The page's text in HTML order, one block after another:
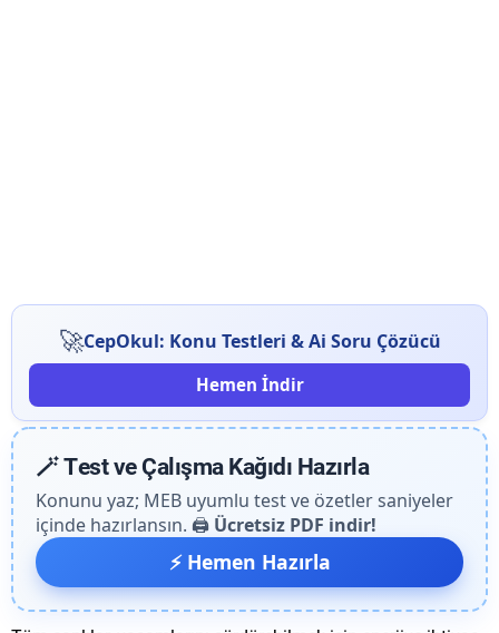
🚀CepOkul: Konu Testleri & Ai Soru Çözücü
Hemen İndir
🪄 Test ve Çalışma Kağıdı Hazırla
Konunu yaz; MEB uyumlu test ve özetler saniyeler
içinde hazırlansın. 🖨️ Ücretsiz PDF indir!
⚡ Hemen Hazırla